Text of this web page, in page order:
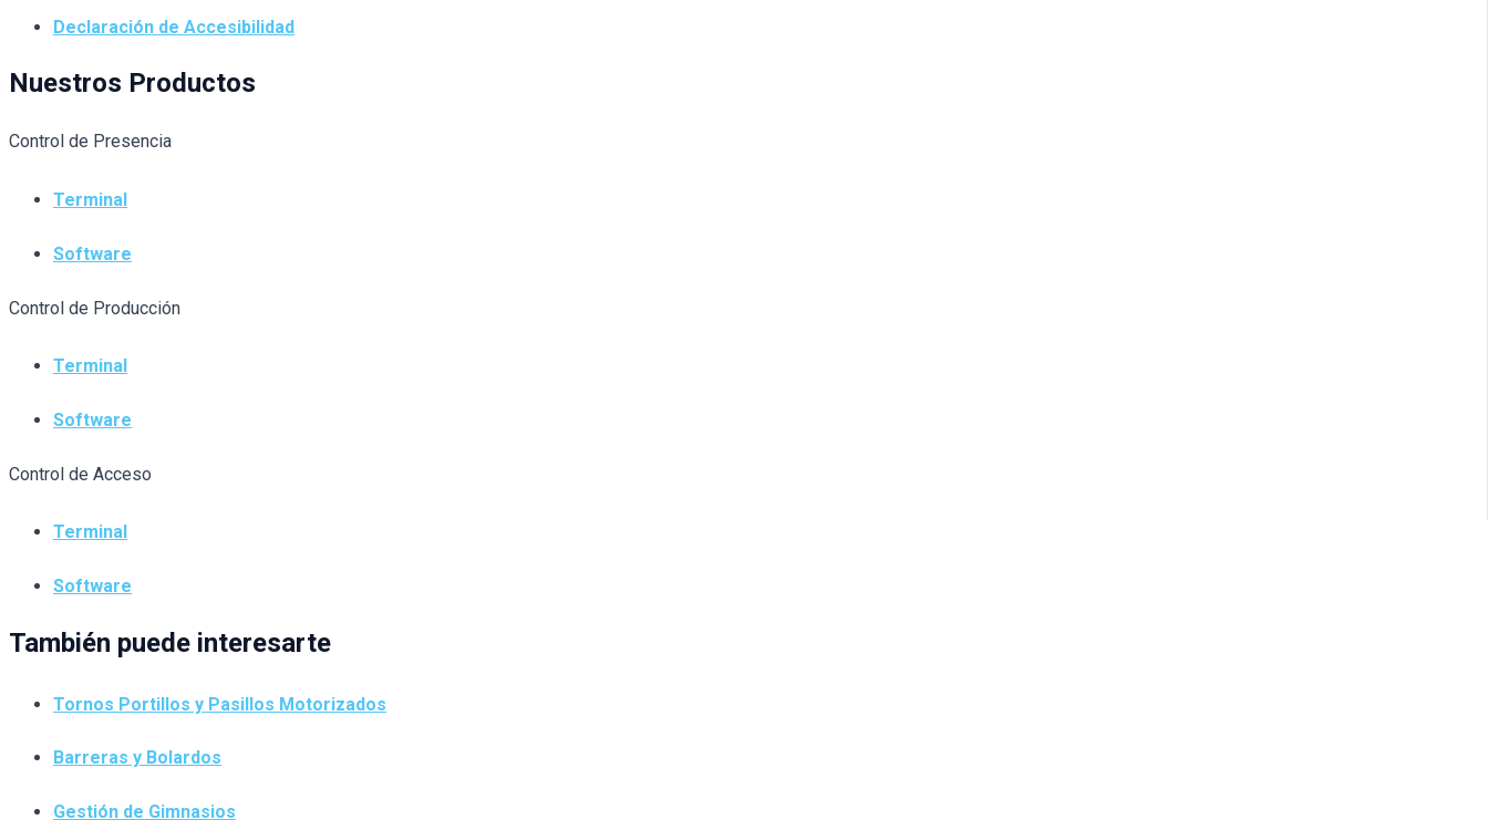
Declaración de Accesibilidad
Nuestros Productos
Control de Presencia
Terminal
Software
Control de Producción
Terminal
Software
Control de Acceso
Terminal
Software
También puede interesarte
Tornos Portillos y Pasillos Motorizados
Barreras y Bolardos
Gestión de Gimnasios